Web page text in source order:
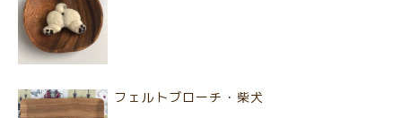
フェルトブローチ・柴犬